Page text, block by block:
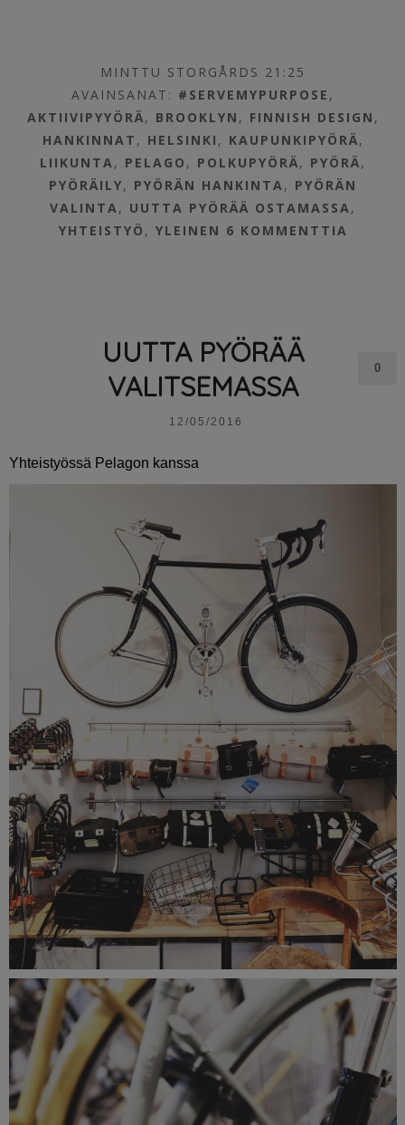
MINTTU STORGÅRDS 21:25
AVAINSANAT: #SERVEMYPURPOSE ,
AKTIIVIPYYÖRÄ, BROOKLYN , FINNISH DESIGN ,
HANKINNAT , HELSINKI , KAUPUNKIPYÖRÄ,
LIIKUNTA , PELAGO , POLKUPYÖRÄ, PYÖRÄ,
PYÖRÄILY, PYÖRÄN HANKINTA , PYÖRÄN
VALINTA , UUTTA PYÖRÄÄ OSTAMASSA ,
YHTEISTYÖ , YLEINEN 6 KOMMENTTIA
UUTTA PYÖRÄÄ
VALITSEMASSA
12/05/2016
0
Yhteistyössä Pelagon kanssa